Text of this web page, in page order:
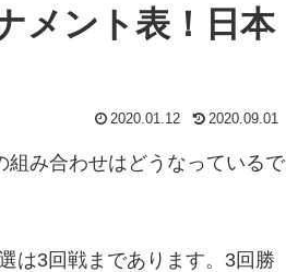
メント表！日本
2020.01.12 2020.09.01
み合わせはどうなっているで
は3回戦まであります。3回勝